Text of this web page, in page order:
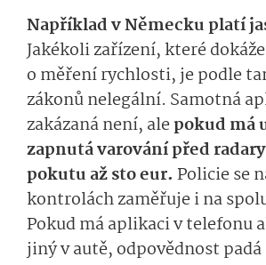
Například v Německu platí
Jakékoli zařízení, které
o měření rychlosti, je podle
zákonů nelegální. Samotná
zakázaná není, alepokud má
zapnutá varování před
pokutu až sto eur. Policie se
kontrolách zaměřuje i na
Pokud má aplikaci v telefonu
jiný v autě, odpovědnost